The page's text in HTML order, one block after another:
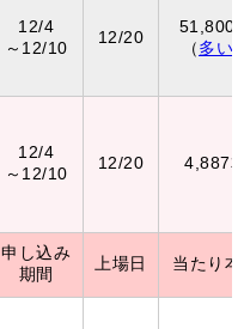
12/4
～12/10
12/20
51,800
（ 多い
12/4
～12/10
12/20 4,887
申し込み
期間
上場日 当たり